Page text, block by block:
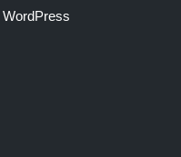
WordPress